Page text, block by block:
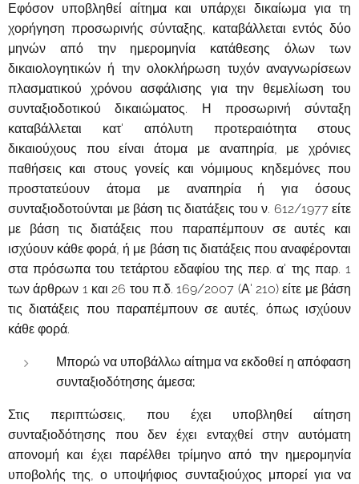
Εφόσον υποβληθεί αίτημα και υπάρχει δικαίωμα για τη
χορήγηση προσωρινής σύνταξης, καταβάλλεται εντός δύο
μηνών από την ημερομηνία κατάθεσης όλων των
δικαιολογητικών ή την ολοκλήρωση τυχόν αναγνωρίσεων
πλασματικού χρόνου ασφάλισης για την θεμελίωση του
συνταξιοδοτικού δικαιώματος. Η προσωρινή σύνταξη
καταβάλλεται κατ' απόλυτη προτεραιότητα στους
δικαιούχους που είναι άτομα με αναπηρία, με χρόνιες
παθήσεις και στους γονείς και νόμιμους κηδεμόνες που
προστατεύουν άτομα με αναπηρία ή για όσους
συνταξιοδοτούνται με βάση τις διατάξεις του ν. 612/1977 είτε
με βάση τις διατάξεις που παραπέμπουν σε αυτές και
ισχύουν κάθε φορά, ή με βάση τις διατάξεις που αναφέρονται
στα πρόσωπα του τετάρτου εδαφίου της περ. α' της παρ. 1
των άρθρων 1 και 26 του π.δ. 169/2007 (Α' 210) είτε με βάση
τις διατάξεις που παραπέμπουν σε αυτές, όπως ισχύουν
κάθε φορά.
Μπορώ να υποβάλλω αίτημα να εκδοθεί η απόφαση
συνταξιοδότησης άμεσα;
Στις περιπτώσεις, που έχει υποβληθεί αίτηση
συνταξιοδότησης που δεν έχει ενταχθεί στην αυτόματη
απονομή και έχει παρέλθει τρίμηνο από την ημερομηνία
υποβολής της, ο υποψήφιος συνταξιούχος μπορεί για να